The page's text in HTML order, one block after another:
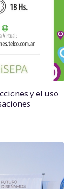
y el uso